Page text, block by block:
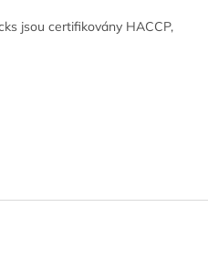
jsou certifikovány HACCP,